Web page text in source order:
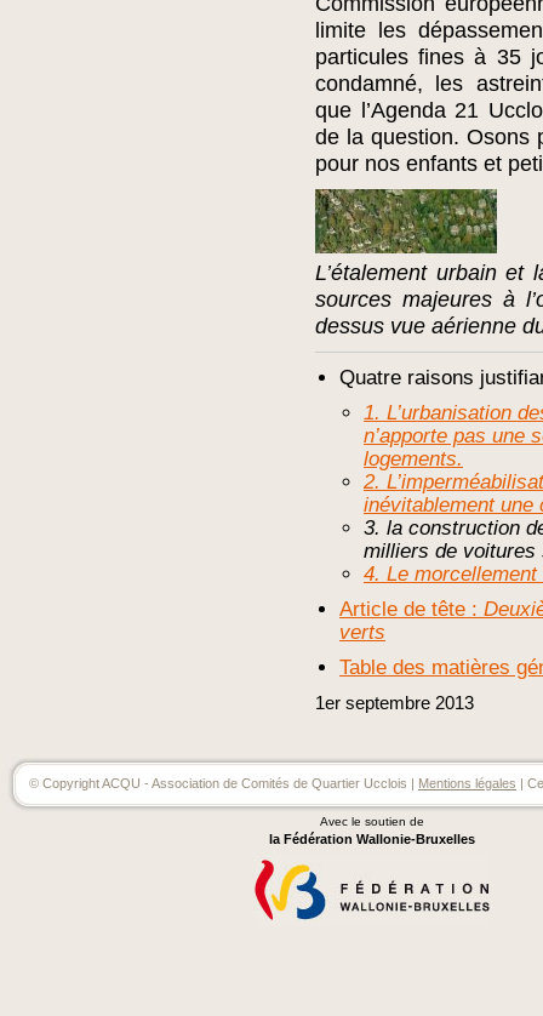
limite les
particules fines à 35
condamné, les
que l’Agenda 21
de la question. Osons
pour nos enfants et
L’étalement urbain
sources majeures à
dessus vue aérienne
Quatre raisons
1. L’urbanisation
n’apporte pas une
logements.
2.
inévitablement une
3. la construction
milliers de voitures
4. Le morcellement
Article de tête :
verts
Table des matières
1er septembre 2013
© Copyright ACQU - Association de Comités de Quartier Ucclois | Mentions légales |
Avec le soutien de
la Fédération Wallonie-Bruxelles